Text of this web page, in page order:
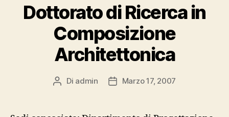
Dottorato di Ricerca in
Composizione
Architettonica
Autore
Di admin
DataMarzo 17, 2007